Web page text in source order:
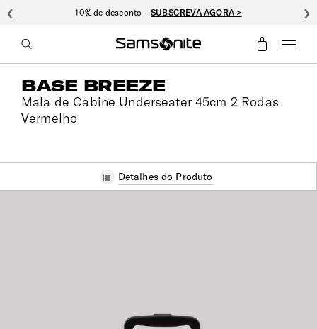
10% de desconto –SUBSCREVA AGORA >
❮ ❯
BASE BREEZE
Mala de Cabine Underseater 45cm 2 Rodas
Vermelho
Detalhes do Produto